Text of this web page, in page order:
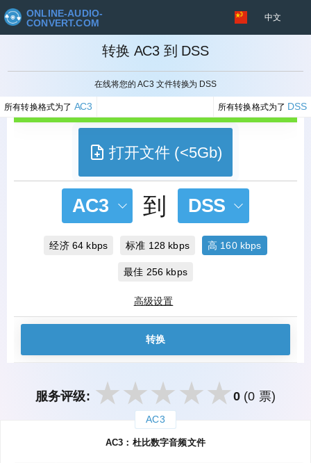
ONLINE-AUDIO-
CONVERT.COM
中文
转换 AC3 到 DSS
在线将您的 AC3 文件转换为 DSS
所有转换格式为了 AC3 所有转换格式为了 DSS
取消
打开文件 (<5Gb)
AC3 到 DSS
经济 64 kbps 标准 128 kbps 高 160 kbps
最佳 256 kbps
高级设置
转换
服务评级: 0 (0 票)
AC3
AC3：杜比数字音频文件